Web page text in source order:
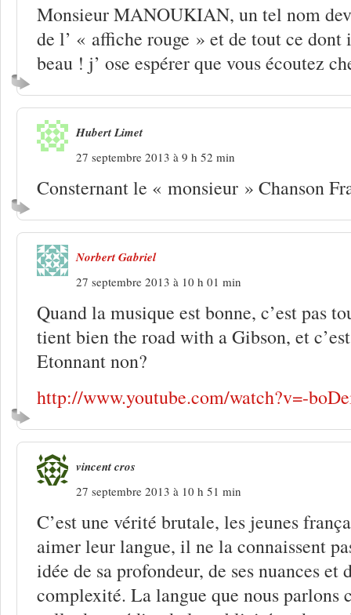
Monsieur MANOUKIAN, un tel nom
de l’ « affiche rouge » et de tout ce dont
beau ! j’ ose espérer que vous écoutez
Hubert Limet
27 septembre 2013 à 9 h 52 min
Consternant le « monsieur » Chanson
Norbert Gabriel
27 septembre 2013 à 10 h 01 min
Quand la musique est bonne, c’est pas
tient bien the road with a Gibson, et
Etonnant non?
http://www.youtube.com/watch?v=-
vincent cros
27 septembre 2013 à 10 h 51 min
C’est une vérité brutale, les jeunes
aimer leur langue, il ne la connaissent
idée de sa profondeur, de ses nuances et
complexité. La langue que nous parlons